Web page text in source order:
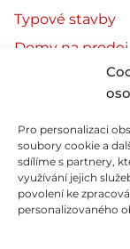
Pro personalizaci
soubory cookie a
sdílíme s partnery,
využívání jejich
povolení ke
personalizovaného
Typové stavby
Domy na prodej
Kontakt